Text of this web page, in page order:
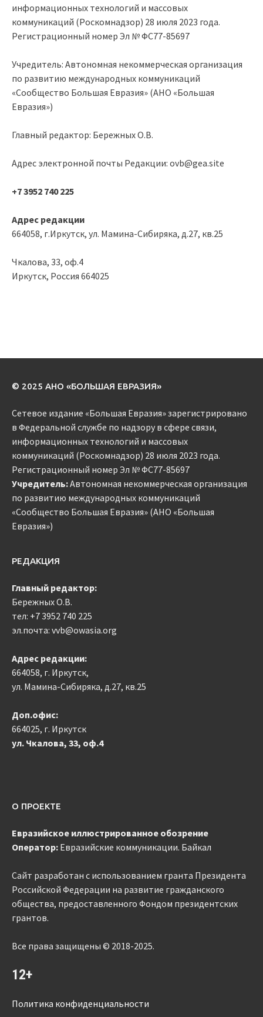
информационных технологий и массовых
коммуникаций (Роскомнадзор) 28 июля 2023 года.
Регистрационный номер Эл № ФС77-85697
Учредитель: Автономная некоммерческая организация
по развитию международных коммуникаций
«Сообщество Большая Евразия» (АНО «Большая
Евразия»)
Главный редактор: Бережных О.В.
Адрес электронной почты Редакции: ovb@gea.site
+7 3952 740 225
Адрес редакции
664058, г.Иркутск, ул. Мамина-Сибиряка, д.27, кв.25
Чкалова, 33, оф.4
Иркутск, Россия 664025
© 2025 АНО «БОЛЬШАЯ ЕВРАЗИЯ»
Сетевое издание «Большая Евразия» зарегистрировано
в Федеральной службе по надзору в сфере связи,
информационных технологий и массовых
коммуникаций (Роскомнадзор) 28 июля 2023 года.
Регистрационный номер Эл № ФС77-85697
Учредитель:Автономная некоммерческая организация
по развитию международных коммуникаций
«Сообщество Большая Евразия» (АНО «Большая
Евразия»)
РЕДАКЦИЯ
Главный редактор:
Бережных О.В.
тел: +7 3952 740 225
эл.почта: vvb@owasia.org
Адрес редакции:
664058, г. Иркутск,
ул. Мамина-Сибиряка, д.27, кв.25
Доп.офис:
664025, г. Иркутск
ул. Чкалова, 33, оф.4
О ПРОЕКТЕ
Евразийское иллюстрированное обозрение
Оператор: Евразийские коммуникации. Байкал
Сайт разработан с использованием гранта Президента
Российской Федерации на развитие гражданского
общества, предоставленного Фондом президентских
грантов.
Все права защищены © 2018-2025.
12+
Политика конфиденциальности